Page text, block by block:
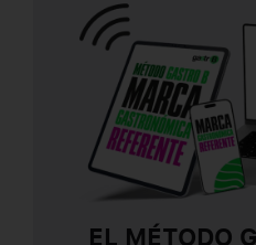
EL MÉTODO